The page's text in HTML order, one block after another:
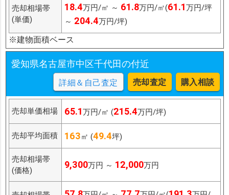
売却相場帯
(単価)
18.4万円/㎡ ～ 61.8万円/㎡(61.1万円/坪
～ 204.4万円/坪)
※建物面積ベース
愛知県名古屋市中区千代田の付近
詳細＆自己査定 売却査定 購入相談
売却単価相場 65.1万円/㎡ (215.4万円/坪)
売却平均面積 163㎡ (49.4坪)
売却相場帯
(価格)
9,300万円 ～ 12,000万円